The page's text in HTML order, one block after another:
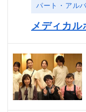
パート・アル
メディカ